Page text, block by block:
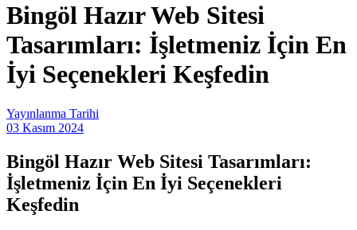
Bingöl Hazır Web Sitesi
Tasarımları: İşletmeniz İçin En
İyi Seçenekleri Keşfedin
Yayınlanma Tarihi
03 Kasım 2024
Bingöl Hazır Web Sitesi Tasarımları:
İşletmeniz İçin En İyi Seçenekleri
Keşfedin